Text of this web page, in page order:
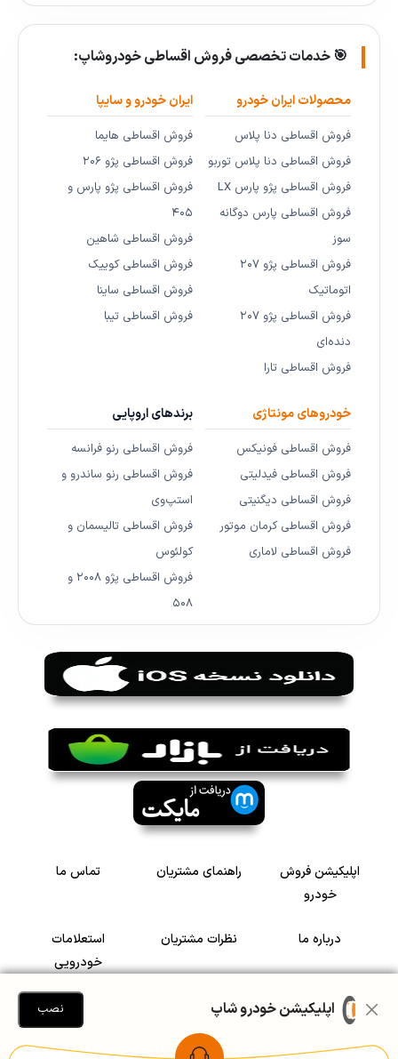
🎯 خدمات تخصصی فروش اقساطی خودروشاپ:
محصولات ایران خودرو
فروش اقساطی دنا پلاس
فروش اقساطی دنا پلاس توربو
فروش اقساطی پژو پارس LX
فروش اقساطی پارس دوگانه
سوز
فروش اقساطی پژو ۲۰۷
اتوماتیک
فروش اقساطی پژو ۲۰۷
دنده‌ای
فروش اقساطی تارا
ایران خودرو و سایپا
فروش اقساطی هایما
فروش اقساطی پژو ۲۰۶
فروش اقساطی پژو پارس و
۴۰۵
فروش اقساطی شاهین
فروش اقساطی کوییک
فروش اقساطی ساینا
فروش اقساطی تیبا
خودروهای مونتاژی
فروش اقساطی فونیکس
فروش اقساطی فیدلیتی
فروش اقساطی دیگنیتی
فروش اقساطی کرمان موتور
فروش اقساطی لاماری
برندهای اروپایی
فروش اقساطی رنو فرانسه
فروش اقساطی رنو ساندرو و
استپ‌وی
فروش اقساطی تالیسمان و
کولئوس
فروش اقساطی پژو ۲۰۰۸ و
۵۰۸
اپلیکیشن فروش
خودرو
راهنمای مشتریان تماس ما
درباره ما نظرات مشتریان
استعلامات
خودرویی
سرمایه گذاری در
رضایت مشتریاناپلیکیشن خودرو شاپ نصب